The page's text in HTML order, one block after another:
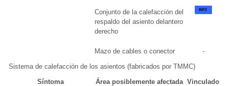
Conjunto de la calefacción del
respaldo del asiento delantero
derecho
Mazo de cables o conector
-
Sistema de calefacción de los asientos (fabricados por TMMC)
Síntoma
Área posiblemente afectada Vinculado